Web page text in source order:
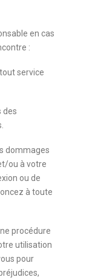
en cas
:
service
des
dommages
ou à votre
ou de
à toute
procédure
utilisation
pour